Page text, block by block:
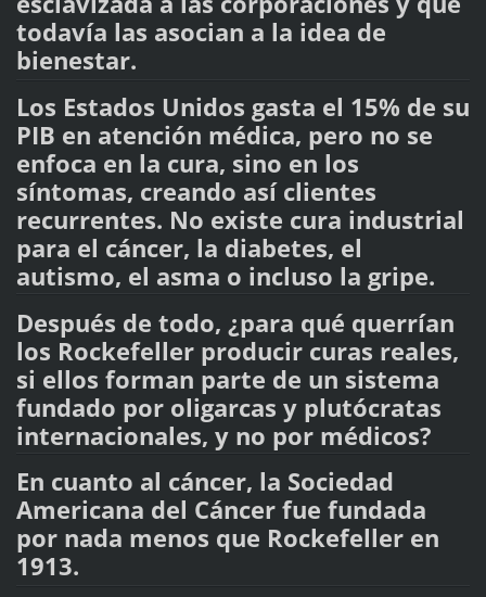
todavía las asocian a la idea de
bienestar.
Los Estados Unidos gasta el 15% de su
PIB en atención médica, pero no se
enfoca en la cura, sino en los
síntomas, creando así clientes
recurrentes. No existe cura industrial
para el cáncer, la diabetes, el
autismo, el asma o incluso la gripe.
Después de todo, ¿para qué querrían
los Rockefeller producir curas reales,
si ellos forman parte de un sistema
fundado por oligarcas y plutócratas
internacionales, y no por médicos?
En cuanto al cáncer, la Sociedad
Americana del Cáncer fue fundada
por nada menos que Rockefeller en
1913.